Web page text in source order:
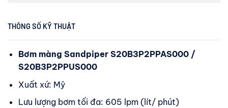
THÔNG SỐ KỸ THUẬT
Bơm màng Sandpiper S20B3P2PPAS000 /
S20B3P2PPUS000
Xuất xứ: Mỹ
Lưu lượng bơm tối đa: 605 lpm (lít/ phút)